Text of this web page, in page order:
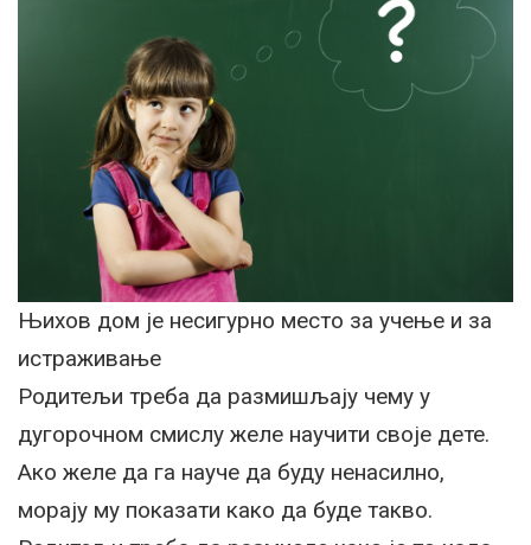
Њихов дом је несигурно место за учење и за
истраживање
Родитељи треба да размишљају чему у
дугорочном смислу желе научити своје дете.
Ако желе да га науче да буду ненасилно,
морају му показати како да буде такво.